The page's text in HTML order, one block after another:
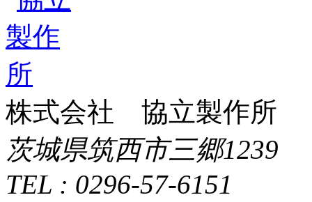
株式会社 協立製作所
茨城県筑西市三郷1239
TEL : 0296-57-6151